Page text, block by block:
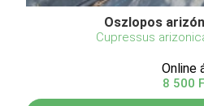
Oszlopos
Cupressus
Online
8 500